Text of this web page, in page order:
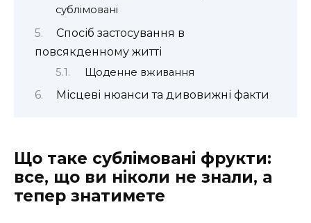
сублімовані
Спосіб застосування в
повсякденному житті
Щоденне вживання
Місцеві нюанси та дивовижні факти
Що таке сублімовані фрукти:
все, що ви ніколи не знали, а
тепер знатимете